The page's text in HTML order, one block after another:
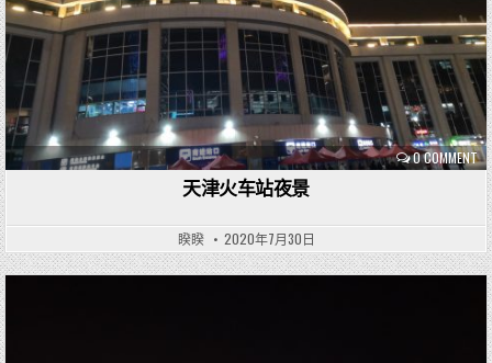
0 COMMENT
n
天津火车站夜景
睽睽 2020年7月30日